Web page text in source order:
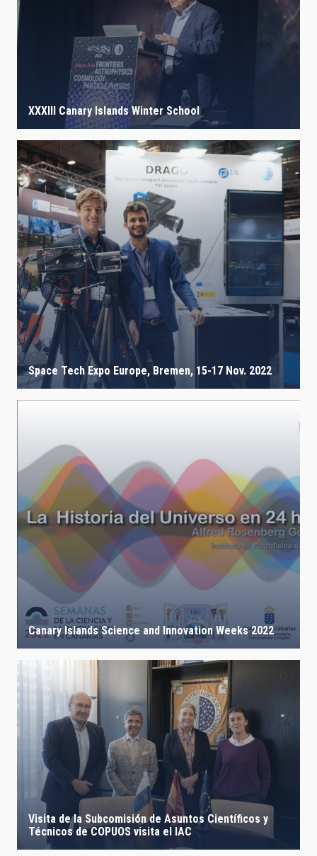
XXXIII Canary Islands Winter School
Space Tech Expo Europe, Bremen, 15-17 Nov. 2022
Canary Islands Science and Innovation Weeks 2022
Visita de la Subcomisión de Asuntos Científicos y
Técnicos de COPUOS visita el IAC